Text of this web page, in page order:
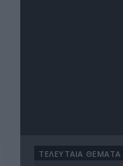
ΤΕΛΕΥΤΑΙΑ ΘΕΜΑΤΑ